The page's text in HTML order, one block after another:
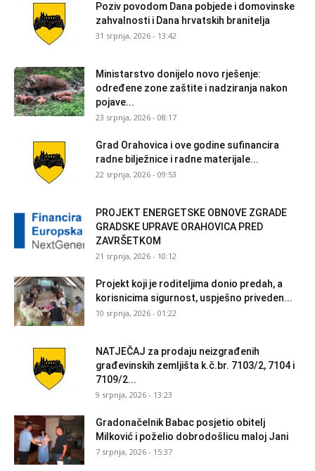
Poziv povodom Dana pobjede i domovinske
zahvalnosti i Dana hrvatskih branitelja
31 srpnja, 2026 - 13:42
Ministarstvo donijelo novo rješenje:
određene zone zaštite i nadziranja nakon
pojave...
23 srpnja, 2026 - 08:17
Grad Orahovica i ove godine sufinancira
radne bilježnice i radne materijale...
22 srpnja, 2026 - 09:53
PROJEKT ENERGETSKE OBNOVE ZGRADE
GRADSKE UPRAVE ORAHOVICA PRED
ZAVRŠETKOM
21 srpnja, 2026 - 10:12
Projekt koji je roditeljima donio predah, a
korisnicima sigurnost, uspješno priveden...
10 srpnja, 2026 - 01:22
NATJEČAJ za prodaju neizgrađenih
građevinskih zemljišta k.č.br. 7103/2, 7104 i
7109/2...
9 srpnja, 2026 - 13:23
Gradonačelnik Babac posjetio obitelj
Milković i poželio dobrodošlicu maloj Jani
7 srpnja, 2026 - 15:37